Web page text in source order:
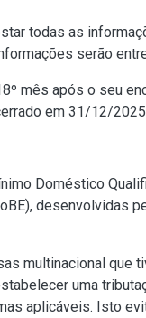
todas as
serão
mês após o seu
em 31/12/
Doméstico
desenvolvidas
multinacional que
uma
aplicáveis. Isto